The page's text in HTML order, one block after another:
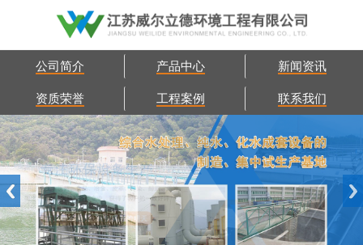
公司简介 产品中心 新闻资讯
资质荣誉 工程案例 联系我们